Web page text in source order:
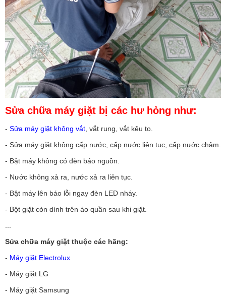
Sửa chữa máy giặt bị các hư hỏng như:
- Sửa máy giặt không vắt , vắt rung, vắt kêu to.
- Sửa máy giặt không cấp nước, cấp nước liên tục, cấp nước chậm.
- Bật máy không có đèn báo nguồn.
- Nước không xả ra, nước xả ra liên tục.
- Bật máy lên báo lỗi ngay đèn LED nháy.
- Bột giặt còn dính trên áo quần sau khi giặt.
Sửa chữa máy giặt thuộc các hãng:
- Máy giặt Electrolux
- Máy giặt LG
- Máy giặt Samsung